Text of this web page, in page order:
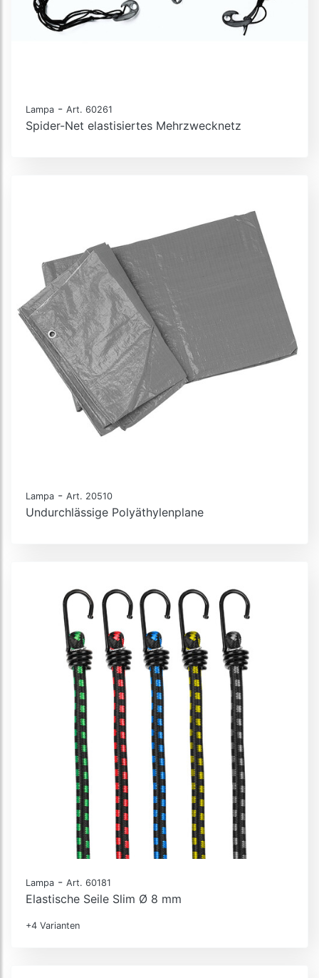
Lampa - Art. 60261
Spider-Net elastisiertes Mehrzwecknetz
Lampa - Art. 20510
Undurchlässige Polyäthylenplane
Lampa - Art. 60181
Elastische Seile Slim Ø 8 mm
+4 Varianten